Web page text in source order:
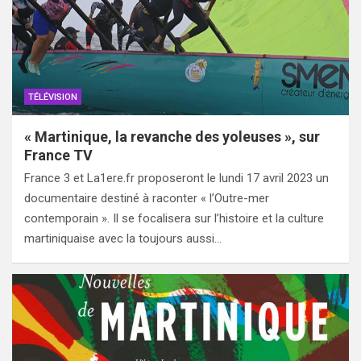
TÉLÉVISION
« Martinique, la revanche des yoleuses », sur
France TV
France 3 et La1ere.fr proposeront le lundi 17 avril 2023 un
documentaire destiné à raconter « l’Outre-mer
contemporain ». Il se focalisera sur l’histoire et la culture
martiniquaise avec la toujours aussi…